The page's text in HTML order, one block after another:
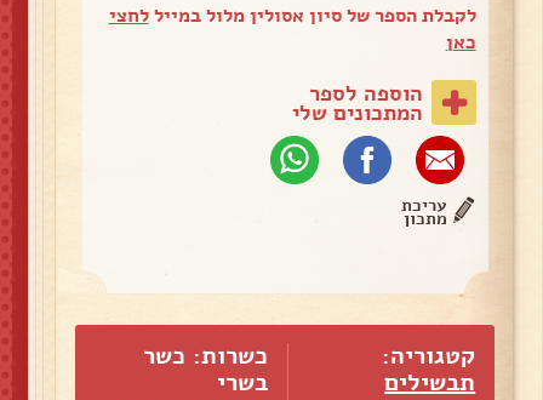
לקבלת הספר של סיון אסולין מלול במייללחצי
כאן
הוספה לספר
המתכונים שלי
עריכת
מתכון
קטגוריה:
תבשילים
כשרות: כשר
בשרי